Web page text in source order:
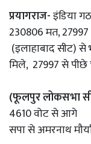
प्रयागराज-इंडिया
230806 मत,
(इलाहाबाद सीट) से
मिले, 27997 से पीछे
(फूलपुर लोकसभा
4610 वोट से आगे
सपा से अमरनाथ